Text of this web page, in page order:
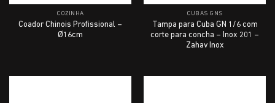
COZINHA
Coador Chinois Profissional –
Ø16cm
CUBAS GNS
Tampa para Cuba GN 1/6 com
corte para concha – Inox 201 –
Zahav Inox